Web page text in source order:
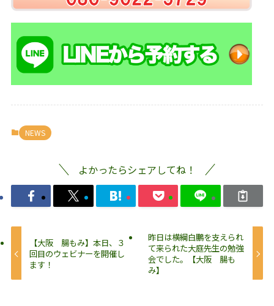
NEWS
よかったらシェアしてね！
【大阪 腸もみ】本日、３
回目のウェビナーを開催し
ます！
昨日は横綱白鵬を支えられ
て来られた大庭先生の勉強
会でした。【大阪 腸も
み】